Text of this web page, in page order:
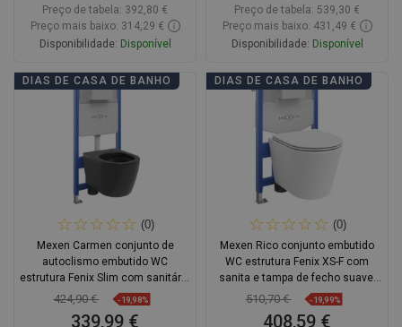
Preço de tabela: 392,80 €
Preço mais baixo: 314,29 €
Disponibilidade: Disponível
Adicionar
Preço de tabela: 539,30 €
Preço mais baixo: 431,49 €
Disponibilidade: Disponível
Adicionar
DIAS DE CASA DE BANHO
(0)
Mexen Carmen conjunto de
autoclismo embutido WC
estrutura Fenix Slim com sanitário
WC, preto mate - 6103388XX85
424,90 € -19,98%
339,99 €
DIAS DE CASA DE BANHO
(0)
Mexen Rico conjunto embutido
WC estrutura Fenix XS-F com
sanita e tampa de fecho suave,
branco mate - 68030724001
510,70 € -19,99%
408,59 €